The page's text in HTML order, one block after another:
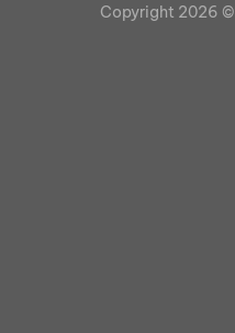
Copyright 2026 ©